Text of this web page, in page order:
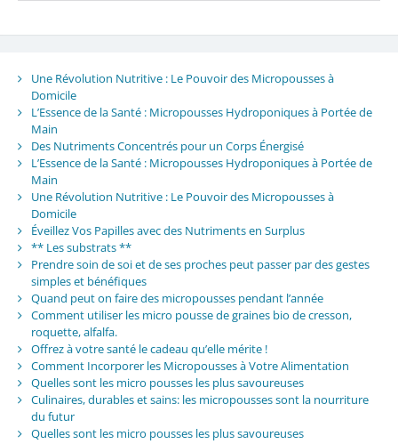
Une Révolution Nutritive : Le Pouvoir des Micropousses à
Domicile
L’Essence de la Santé : Micropousses Hydroponiques à Portée de
Main
Des Nutriments Concentrés pour un Corps Énergisé
L’Essence de la Santé : Micropousses Hydroponiques à Portée de
Main
Une Révolution Nutritive : Le Pouvoir des Micropousses à
Domicile
Éveillez Vos Papilles avec des Nutriments en Surplus
** Les substrats **
Prendre soin de soi et de ses proches peut passer par des gestes
simples et bénéfiques
Quand peut on faire des micropousses pendant l’année
Comment utiliser les micro pousse de graines bio de cresson,
roquette, alfalfa.
Offrez à votre santé le cadeau qu’elle mérite !
Comment Incorporer les Micropousses à Votre Alimentation
Quelles sont les micro pousses les plus savoureuses
Culinaires, durables et sains: les micropousses sont la nourriture
du futur
Quelles sont les micro pousses les plus savoureuses